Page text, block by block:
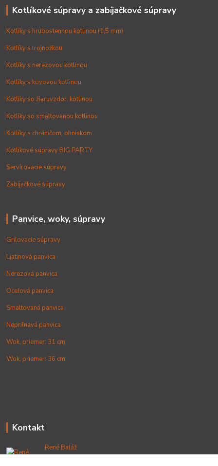
Kotlíkové súpravy a zabíjačkové súpravy
Kotlíky s hrubostennou kotlinou (1,5 mm)
Kotlíky s trojnožkou
Kotlíky s nerezovou kotlinou
Kotlíky s kovovou kotlinou
Kotlíky so žiaruvzdor. kotlinou
Kotlíky so smaltovanou kotlinou
Kotlíky s chráničom, ohniskom
Kotlíkové súpravy BIG PARTY
Servírovacie súpravy
Zabíjačkové súpravy
Panvice, woky, súpravy
Grilovacie súpravy
Liatinová panvica
Nerezová panvica
Oceľová panvica
Smaltovaná panvica
Nepriľnavá panvica
Wok, priemer: 31 cm
Wok, priemer: 36 cm
Kontakt
René Baláž
+421 902 212 007